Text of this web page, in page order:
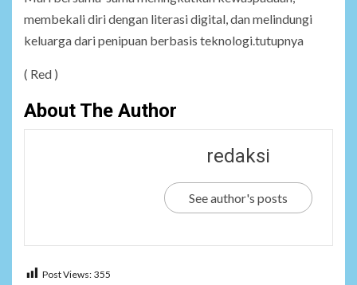
membekali diri dengan literasi digital, dan melindungi
keluarga dari penipuan berbasis teknologi.tutupnya
( Red )
About The Author
redaksi
See author's posts
Post Views: 355